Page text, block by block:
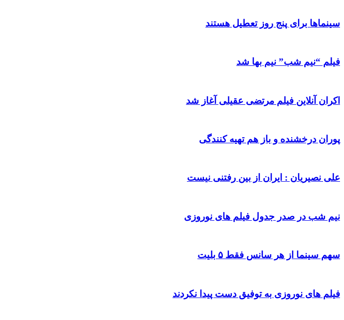
سینماها برای پنج‌ روز تعطیل هستند
فیلم “نیم شب” نیم بها شد
اکران آنلاین فیلم مرتضی عقیلی آغاز شد
پوران درخشنده و باز هم تهیه کنندگی
علی نصیریان : ایران از بین رفتنی نیست
نیم شب در صدر جدول فیلم های نوروزی
سهم سینما از هر سانس فقط ۵ بلیت
فیلم های نوروزی به توفیق دست پیدا نکردند